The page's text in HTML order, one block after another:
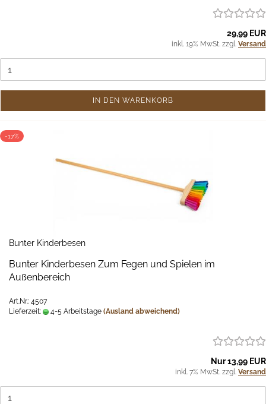
29,99 EUR
inkl. 19% MwSt. zzgl. Versand
IN DEN WARENKORB
-17%
Bunter Kinderbesen
Bunter Kinderbesen Zum Fegen und Spielen im
Außenbereich
Art.Nr.: 4507
Lieferzeit:
4-5 Arbeitstage (Ausland abweichend)
Nur 13,99 EUR
inkl. 7% MwSt. zzgl. Versand